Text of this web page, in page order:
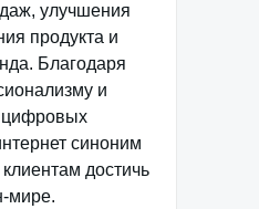
улучшения
продукта и
Благодаря
и
цифровых
синоним
достичь
мире.